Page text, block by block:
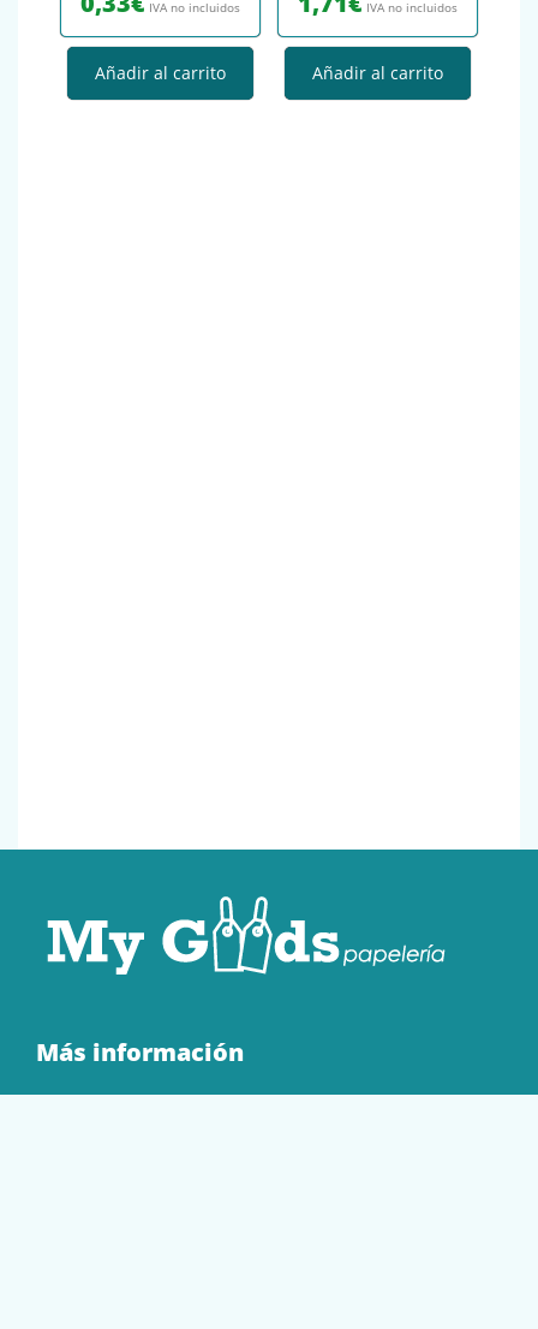
IVA no incluidos
Añadir al carrito
IVA no incluidos
Añadir al carrito
Más información